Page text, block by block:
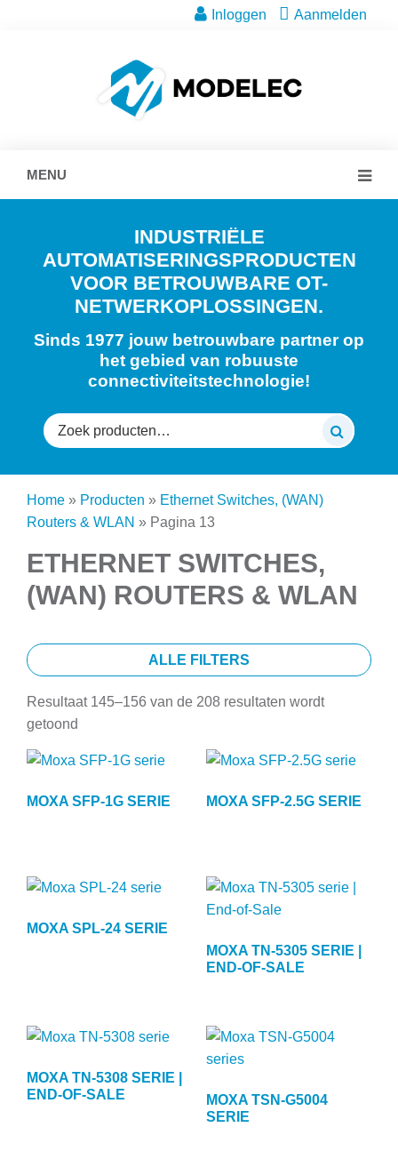
Inloggen Aanmelden
MENU
INDUSTRIËLE
AUTOMATISERINGSPRODUCTEN
VOOR BETROUWBARE OT-
NETWERKOPLOSSINGEN.
Sinds 1977 jouw betrouwbare partner op
het gebied van robuuste
connectiviteitstechnologie!
Zoeken
naar:
Home » Producten » Ethernet Switches, (WAN)
Routers & WLAN » Pagina 13
ETHERNET SWITCHES,
(WAN) ROUTERS & WLAN
ALLE FILTERS
Resultaat 145–156 van de 208 resultaten wordt
getoond
MOXA SFP-1G SERIE MOXA SFP-2.5G SERIE
MOXA SPL-24 SERIE
MOXA TN-5305 SERIE |
END-OF-SALE
MOXA TN-5308 SERIE |
END-OF-SALE
MOXA TSN-G5004
SERIE